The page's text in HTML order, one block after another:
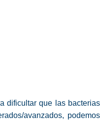
dificultar que las bacterias
avanzados, podemos